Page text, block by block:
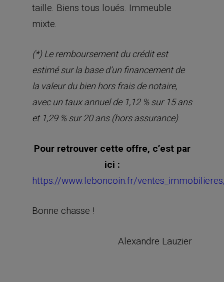
taille. Biens tous loués. Immeuble
mixte.
(*) Le remboursement du crédit est
estimé sur la base d’un financement de
la valeur du bien hors frais de notaire,
avec un taux annuel de 1,12 % sur 15 ans
et 1,29 % sur 20 ans (hors assurance).
Pour retrouver cette offre, c’est par
ici :
https://www.leboncoin.fr/
Bonne chasse !
Alexandre Lauzier